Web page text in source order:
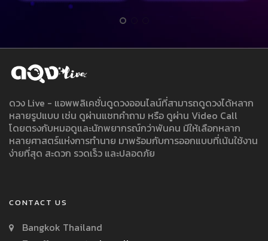
ดวง Live - แอพพลิเคชั่นดูดวงออนไลน์ที่สามารถดูดวงได้หลาก
หลายรูปแบบ เช่น ดูผ่านแชทคำถาม หรือ ดูผ่าน Video Call
โดยตรงกับหมอดูและนักพยากรณ์กว่าพันคน มีให้เลือกหลาก
หลายศาสตร์แห่งการทำนาย มาพร้อมกับการออกแบบที่เน้นใช้งาน
ง่ายที่สุด สะดวก รวดเร็ว และปลอดภัย
CONTACT US
Bangkok Thailand